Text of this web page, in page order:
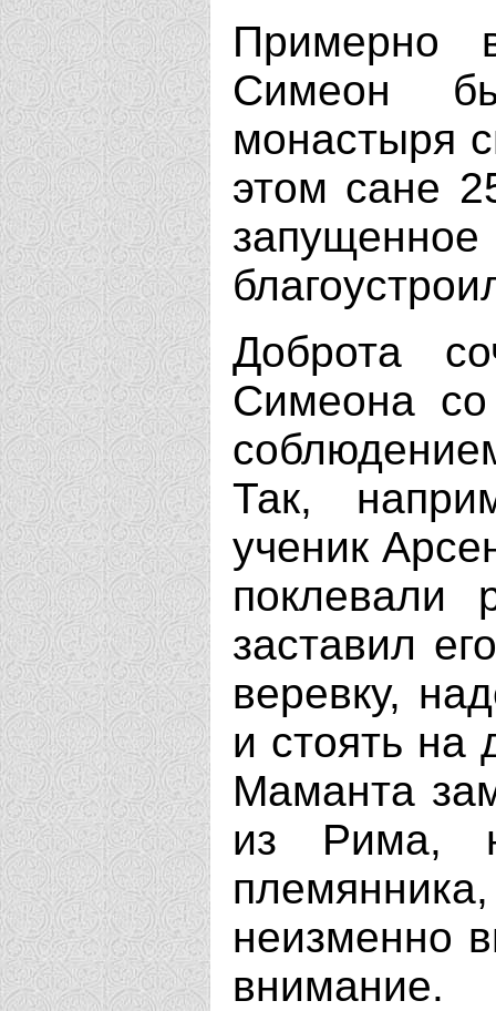
Примерно
Симеон
монастыря
этом сане
Доброта
Симеона со
Так,
ученик
поклевали
заставил
веревку,
и стоять на
Маманта
из Рима,
неизменно
внимание.